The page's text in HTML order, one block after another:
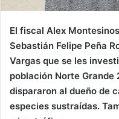
El fiscal Alex
Sebastián Felipe Peña
Vargas que se les
población Norte Grande
dispararon al dueño de
especies sustraídas.